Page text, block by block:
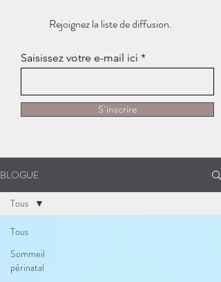
Rejoignez la liste de diffusion.
Saisissez votre e-mail ici
S'inscrire
BLOGUE
Tous
Sommeil
périnatal
Tous